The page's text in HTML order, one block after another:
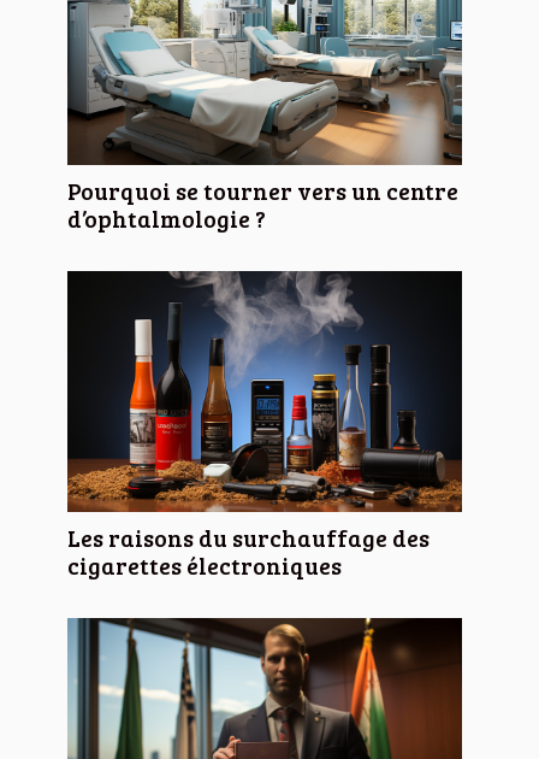
Pourquoi se tourner vers un centre
d’ophtalmologie ?
Les raisons du surchauffage des
cigarettes électroniques